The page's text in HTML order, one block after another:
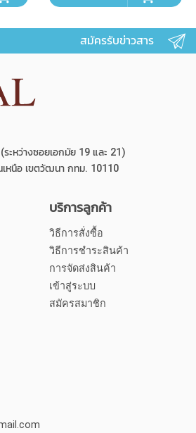
สมัครรับข่าวสาร
ะหว่างซอยเอกมัย 19 และ 21)
หนือ เขตวัฒนา กทม. 10110
บริการลูกค้า
วิธีการสั่งซื้อ
วิธีการชำระสินค้า
การจัดส่งสินค้า
เข้าสู่ระบบ
สมัครสมาชิก